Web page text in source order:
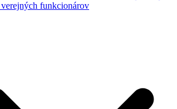
funkcionárov